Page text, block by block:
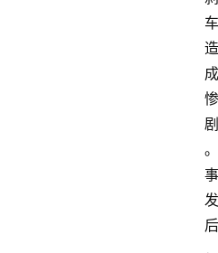
车
造
成
惨
剧
。
事
发
后